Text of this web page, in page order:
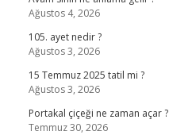
Ağustos 4, 2026
105. ayet nedir ?
Ağustos 3, 2026
15 Temmuz 2025 tatil mi ?
Ağustos 3, 2026
Portakal çiçeği ne zaman açar ?
Temmuz 30, 2026